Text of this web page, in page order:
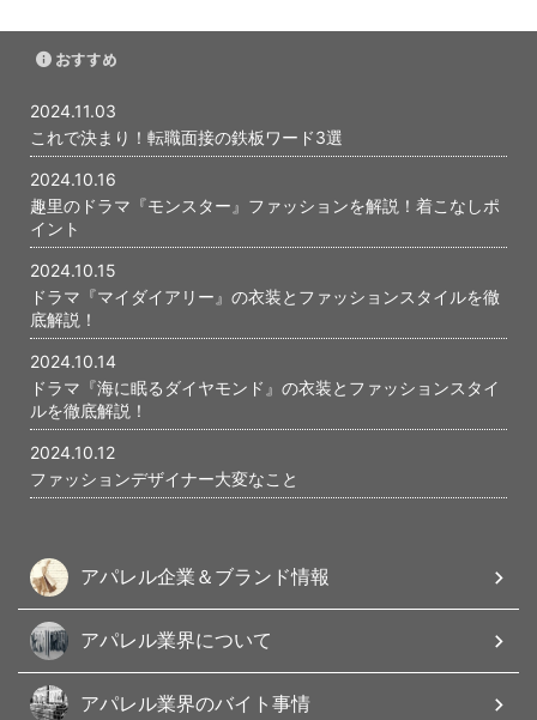
おすすめ
2024.11.03
これで決まり！転職面接の鉄板ワード3選
2024.10.16
趣里のドラマ『モンスター』ファッションを解説！着こなしポ
イント
2024.10.15
ドラマ『マイダイアリー』の衣装とファッションスタイルを徹
底解説！
2024.10.14
ドラマ『海に眠るダイヤモンド』の衣装とファッションスタイ
ルを徹底解説！
2024.10.12
ファッションデザイナー大変なこと
アパレル企業＆ブランド情報
アパレル業界について
アパレル業界のバイト事情